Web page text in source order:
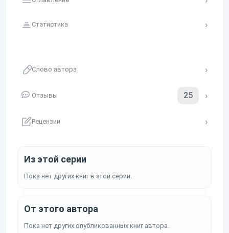
уничтожить врагов, но и поставить на кон его честь,
Статистика
Слово автора
Отзывы 25
Рецензии
Из этой серии
Пока нет других книг в этой серии.
От этого автора
Пока нет других опубликованных книг автора.